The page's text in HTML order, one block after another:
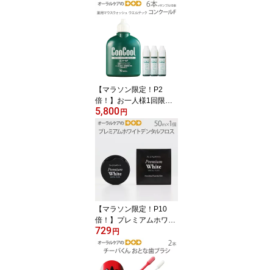
ク コンクール ConCool
フッ素コート歯みがきジ
ェル ジェルコートF 90ml
1450ppm キシリトール
配合 研磨剤なし 6本セッ
ト+サンプル5g×12本付
【発泡剤無配合】【メー
ル便不可】【送料無料】
【マラソン限定！P2
倍！】お一人様1回限り1
セットまで！【医薬部外
品】ウエルテック コンク
ール ConCool 薬用マウ
ンス 洗口液 口臭予防 コ
ンクールF 100ml 6本セ
ット+おまけサンプル7ml
可】【送料無料】
5,800 円
【マラソン限定！P10
倍！】プレミアムホワイ
トデンタルフロス 50m
フッ素配合 WAX付 1個
【メール便可 12個ま
で】
729 円